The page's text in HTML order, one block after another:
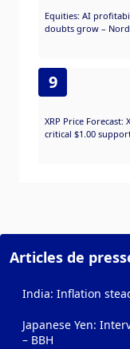
Equities: AI
doubts grow –
9
XRP Price Forecast:
critical $1.00
Articles de
India: Inflation
Japanese Yen:
– BBH